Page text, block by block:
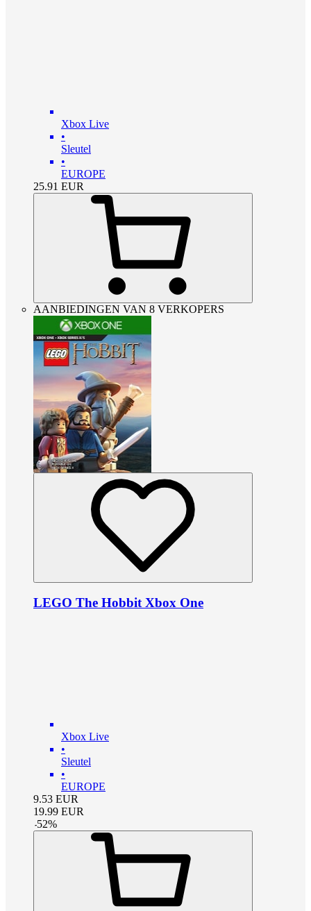
Xbox Live
•
Sleutel
•
EUROPE
25.91 EUR
AANBIEDINGEN VAN 8 VERKOPERS
LEGO The Hobbit Xbox One
Xbox Live
•
Sleutel
•
EUROPE
9.53 EUR
19.99 EUR
-52%